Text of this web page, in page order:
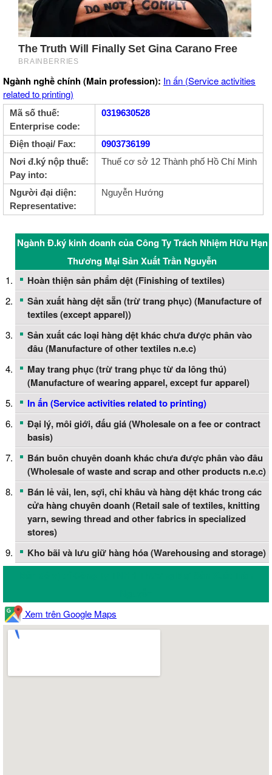
Ngành nghề chính (Main profession): In ấn (Service activities
related to printing)
Mã số thuế:
Enterprise code:
0319630528
Điện thoại/ Fax:
0903736199
Nơi đ.ký nộp thuế:
Pay into:
Thuế cơ sở 12 Thành phố Hồ Chí Minh
Người đại diện:
Representative:
Nguyễn Hướng
Ngành Đ.ký kinh doanh của Công Ty Trách Nhiệm Hữu Hạn
Thương Mại Sản Xuất Trần Nguyễn
Hoàn thiện sản phẩm dệt (Finishing of textiles)
Sản xuất hàng dệt sẵn (trừ trang phục) (Manufacture of
textiles (except apparel))
Sản xuất các loại hàng dệt khác chưa được phân vào
đâu (Manufacture of other textiles n.e.c)
May trang phục (trừ trang phục từ da lông thú)
(Manufacture of wearing apparel, except fur apparel)
In ấn (Service activities related to printing)
Đại lý, môi giới, đấu giá (Wholesale on a fee or contract
basis)
Bán buôn chuyên doanh khác chưa được phân vào đâu
(Wholesale of waste and scrap and other products n.e.c)
Bán lẻ vải, len, sợi, chỉ khâu và hàng dệt khác trong các
cửa hàng chuyên doanh (Retail sale of textiles, knitting
yarn, sewing thread and other fabrics in specialized
stores)
Kho bãi và lưu giữ hàng hóa (Warehousing and storage)
Xem trên Google Maps